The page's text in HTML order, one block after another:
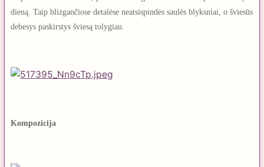
dieną. Taip blizgančiose detalėse neatsispindės saulės blyksniai, o šviesūs
debesys paskirstys šviesą tolygiau.
Kompozicija